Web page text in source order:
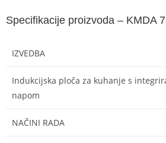
Specifikacije proizvoda – KMDA
IZVEDBA
Indukcijska ploča za kuhanje s
napom
NAČINI RADA